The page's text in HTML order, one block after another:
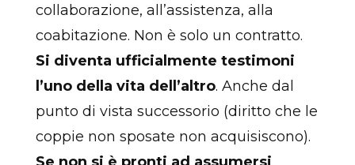
collaborazione, all’assistenza, alla
coabitazione. Non è solo un contratto.
Si diventa ufficialmente testimoni
l’uno della vita dell’altro. Anche dal
punto di vista successorio (diritto che le
coppie non sposate non acquisiscono).